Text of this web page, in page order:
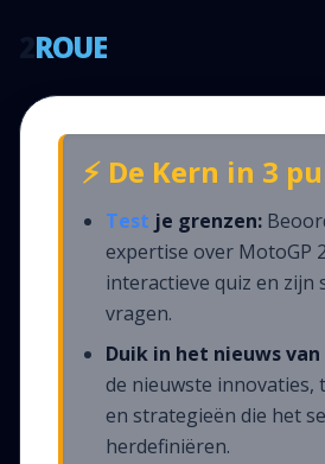
ROUE
⚡ De Kern in 3
Test je grenzen:
expertise over MotoGP
interactieve quiz en zijn
vragen.
Duik in het nieuws van
de nieuwste innovaties,
en strategieën die het
herdefiniëren.